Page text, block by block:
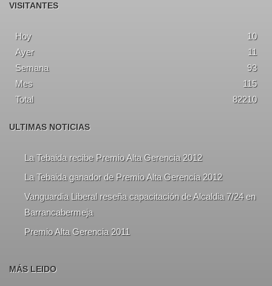
VISITANTES
Hoy
10
Ayer
11
Semana
93
Mes
115
Total
82210
ULTIMAS NOTICIAS
La Tebaida recibe Premio Alta Gerencia 2012
La Tebaida ganador de Premio Alta Gerencia 2012
Vanguardia Liberal reseña capacitación de Alcaldia 7/24 en
Barrancabermeja
Premio Alta Gerencia 2011
MÁS LEIDO